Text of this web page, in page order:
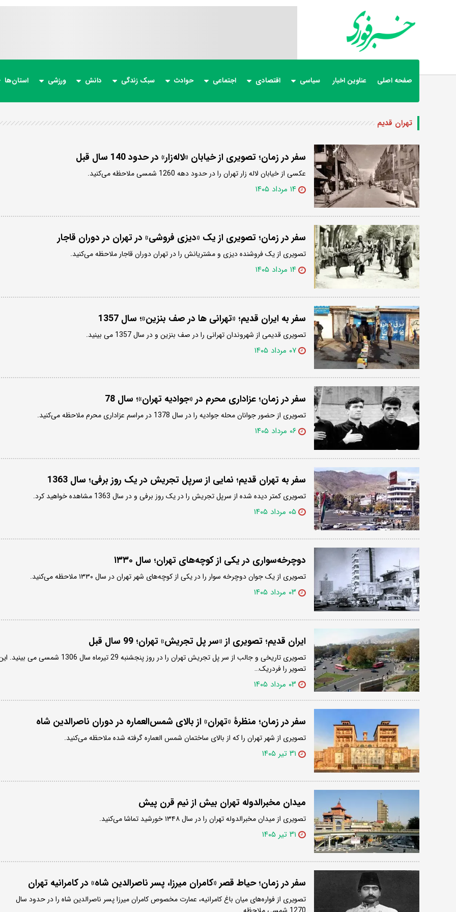
صفحه اصلی عناوین اخبار سیاسی اقتصادی اجتماعی حوادث سبک زندگی دانش ورزشی استان‌ها
تهران قدیم
سفر در زمان؛ تصویری از خیابان «لاله‌زار» در حدود 140 سال قبل
عکسی از خیابان لاله زار تهران را در حدود دهه 1260 شمسی ملاحظه می‌کنید.
۱۴ مرداد ۱۴۰۵
سفر در زمان؛ تصویری از یک «دیزی فروشی» در تهران در دوران قاجار
تصویری از یک فروشنده دیزی و مشتریانش را در تهران دوران قاجار ملاحظه می‌کنید.
۱۴ مرداد ۱۴۰۵
سفر به ایران قدیم؛ «تهرانی ها در صف بنزین»؛ سال 1357
تصویری قدیمی از شهروندان تهرانی را در صف بنزین و در سال 1357 می بینید.
۰۷ مرداد ۱۴۰۵
سفر در زمان؛ عزاداری محرم در «جوادیه تهران»؛ سال 78
تصویری از حضور جوانان محله جوادیه را در سال 1378 در مراسم عزاداری محرم ملاحظه می‌کنید.
۰۶ مرداد ۱۴۰۵
سفر به تهران قدیم؛ نمایی از سرپل تجریش در یک روز برفی؛ سال 1363
تصویری کمتر دیده شده از سرپل تجریش را در یک روز برفی و در سال 1363 مشاهده خواهید کرد.
۰۵ مرداد ۱۴۰۵
دوچرخه‌سواری در یکی از کوچه‌های تهران؛ سال ۱۳۳۰
تصویری از یک جوان دوچرخه سوار را در یکی از کوچه‌های شهر تهران در سال ۱۳۳۰ ملاحظه می‌کنید.
۰۳ مرداد ۱۴۰۵
ایران قدیم؛ تصویری از «سر پل تجریش» تهران؛ 99 سال قبل
تصویری تاریخی و جالب از سر پل تجریش تهران را در روز پنجشنبه 29 تیرماه سال 1306 شمسی می
تصویر را فردریک…
۰۳ مرداد ۱۴۰۵
سفر در زمان؛ منظرۀ «تهران» از بالای شمس‌العماره در دوران ناصرالدین شاه
تصویری از شهر تهران را که از بالای ساختمان شمس العماره گرفته شده ملاحظه می‌کنید.
۳۱ تیر ۱۴۰۵
میدان مخبرالدوله تهران بیش از نیم قرن پیش
تصویری از میدان مخبرالدوله تهران را در سال ۱۳۴۸ خورشید تماشا می‌کنید.
۳۱ تیر ۱۴۰۵
سفر در زمان؛ حیاط قصر «کامران میرزا، پسر ناصرالدین شاه» در کامرانیه تهران
تصویری از فواره‌های میان باغ کامرانیه، عمارت مخصوص کامران میرزا پسر ناصرالدین شاه را در حدود سال